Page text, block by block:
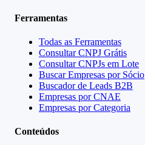
Ferramentas
Todas as Ferramentas
Consultar CNPJ Grátis
Consultar CNPJs em Lote
Buscar Empresas por Sócio
Buscador de Leads B2B
Empresas por CNAE
Empresas por Categoria
Conteúdos